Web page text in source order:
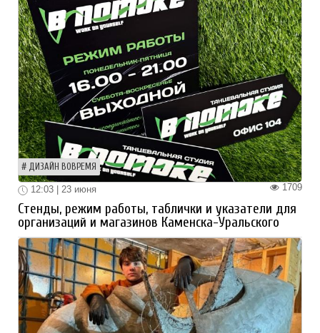
ДИЗАЙН ВОВРЕМЯ
1709
12:03 | 23 июня
Стенды, режим работы, таблички и указатели для
организаций и магазинов Каменска-Уральского